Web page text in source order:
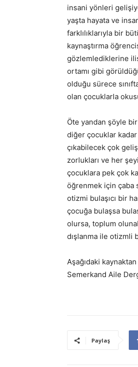
insani yönleri
yaşta hayata ve
farklılıklarıyla bir
kaynaştırma
gözlemlediklerine
ortamı gibi
olduğu sürece
olan çocuklarla
Öte yandan şöyle bir
diğer çocuklar
çıkabilecek çok
zorlukları ve her
çocuklara pek çok
öğrenmek için çaba
otizmi bulaşıcı bir
çocuğa bulaşsa
olursa, toplum
dışlanma ile otizmli
Aşağıdaki kaynaktan
Semerkand Aile
Paylaş